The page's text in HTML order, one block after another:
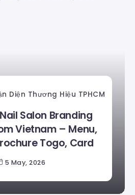
Diện Thương Hiệu TPHCM
Salon Branding
Vietnam – Menu,
Togo, Card
5 May, 2026